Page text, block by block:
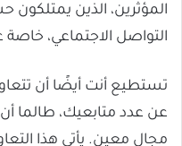
المؤثرين، الذين
التواصل الاجتماعي، خاصة
تستطيع أنت أيضًا أن
عن عدد متابعيك، طالما
مجال معين. يأتي هذا